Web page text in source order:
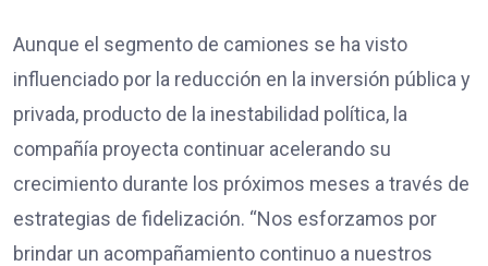
Aunque el segmento de camiones se ha visto
influenciado por la reducción en la inversión pública y
privada, producto de la inestabilidad política, la
compañía proyecta continuar acelerando su
crecimiento durante los próximos meses a través de
estrategias de fidelización. “Nos esforzamos por
brindar un acompañamiento continuo a nuestros